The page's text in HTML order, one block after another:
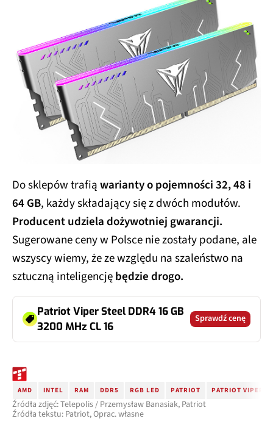
Do sklepów trafiąwarianty o pojemności 32, 48 i
64 GB, każdy składający się z dwóch modułów.
Producent udziela dożywotniej gwarancji.
Sugerowane ceny w Polsce nie zostały podane, ale
wszyscy wiemy, że ze względu na szaleństwo na
sztuczną inteligencjębędzie drogo.
Patriot Viper Steel DDR4 16 GB
3200 MHz CL 16
Sprawdź cenę
AMD INTEL RAM DDR5 RGB LED PATRIOT PATRIOT VIPER
Źródła zdjęć: Telepolis / Przemysław Banasiak, Patriot
Źródła tekstu: Patriot, Oprac. własne